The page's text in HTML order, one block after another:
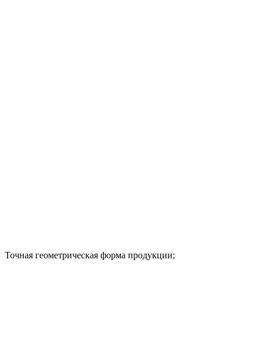
Точная геометрическая форма продукции;